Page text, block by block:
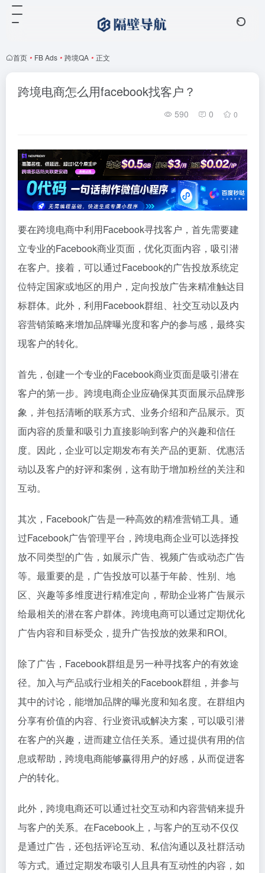
首页 • FB Ads • 跨境QA • 正文
跨境电商怎么用facebook找客户？
590 0 0
要在跨境电商中利用Facebook寻找客户，首先需要建
立专业的Facebook商业页面，优化页面内容，吸引潜
在客户。接着，可以通过Facebook的广告投放系统定
位特定国家或地区的用户，定向投放广告来精准触达目
标群体。此外，利用Facebook群组、社交互动以及内
容营销策略来增加品牌曝光度和客户的参与感，最终实
现客户的转化。
首先，创建一个专业的Facebook商业页面是吸引潜在
客户的第一步。跨境电商企业应确保其页面展示品牌形
象，并包括清晰的联系方式、业务介绍和产品展示。页
面内容的质量和吸引力直接影响到客户的兴趣和信任
度。因此，企业可以定期发布有关产品的更新、优惠活
动以及客户的好评和案例，这有助于增加粉丝的关注和
互动。
其次，Facebook广告是一种高效的精准营销工具。通
过Facebook广告管理平台，跨境电商企业可以选择投
放不同类型的广告，如展示广告、视频广告或动态广告
等。最重要的是，广告投放可以基于年龄、性别、地
区、兴趣等多维度进行精准定向，帮助企业将广告展示
给最相关的潜在客户群体。跨境电商可以通过定期优化
广告内容和目标受众，提升广告投放的效果和ROI。
除了广告，Facebook群组是另一种寻找客户的有效途
径。加入与产品或行业相关的Facebook群组，并参与
其中的讨论，能增加品牌的曝光度和知名度。在群组内
分享有价值的内容、行业资讯或解决方案，可以吸引潜
在客户的兴趣，进而建立信任关系。通过提供有用的信
息或帮助，跨境电商能够赢得用户的好感，从而促进客
户的转化。
此外，跨境电商还可以通过社交互动和内容营销来提升
与客户的关系。在Facebook上，与客户的互动不仅仅
是通过广告，还包括评论互动、私信沟通以及社群活动
等方式。通过定期发布吸引人且具有互动性的内容，如